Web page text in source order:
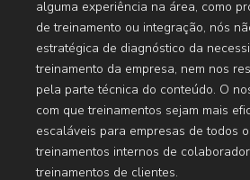
alguma experiência na área, como
de treinamento ou integração, nós
estratégica de diagnóstico da
treinamento da empresa, nem nos
pela parte técnica do conteúdo. O
com que treinamentos sejam mais
escaláveis para empresas de todos
treinamentos internos de
treinamentos de clientes.